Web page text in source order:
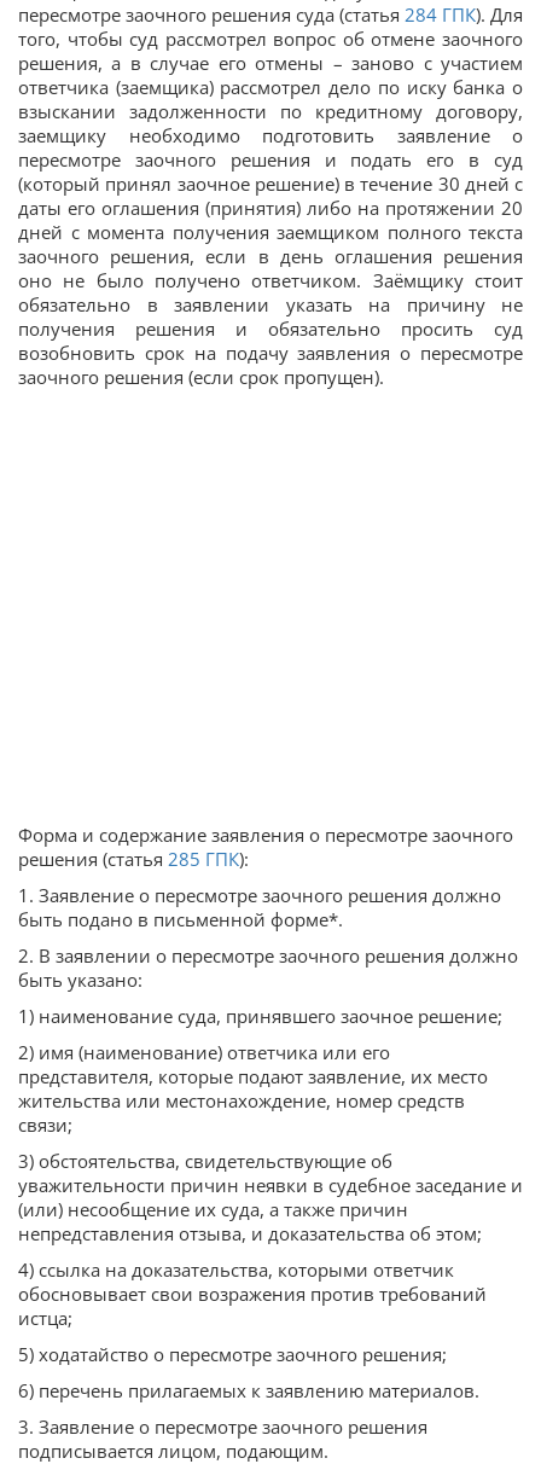
пересмотре заочного решения суда (статья 284 ГПК). Для
того, чтобы суд рассмотрел вопрос об отмене заочного
решения, а в случае его отмены – заново с участием
ответчика (заемщика) рассмотрел дело по иску банка о
взыскании задолженности по кредитному договору,
заемщику необходимо подготовить заявление о
пересмотре заочного решения и подать его в суд
(который принял заочное решение) в течение 30 дней с
даты его оглашения (принятия) либо на протяжении 20
дней с момента получения заемщиком полного текста
заочного решения, если в день оглашения решения
оно не было получено ответчиком. Заёмщику стоит
обязательно в заявлении указать на причину не
получения решения и обязательно просить суд
возобновить срок на подачу заявления о пересмотре
заочного решения (если срок пропущен).
Форма и содержание заявления о пересмотре заочного
решения (статья 285 ГПК):
1. Заявление о пересмотре заочного решения должно
быть подано в письменной форме*.
2. В заявлении о пересмотре заочного решения должно
быть указано:
1) наименование суда, принявшего заочное решение;
2) имя (наименование) ответчика или его
представителя, которые подают заявление, их место
жительства или местонахождение, номер средств
связи;
3) обстоятельства, свидетельствующие об
уважительности причин неявки в судебное заседание и
(или) несообщение их суда, а также причин
непредставления отзыва, и доказательства об этом;
4) ссылка на доказательства, которыми ответчик
обосновывает свои возражения против требований
истца;
5) ходатайство о пересмотре заочного решения;
6) перечень прилагаемых к заявлению материалов.
3. Заявление о пересмотре заочного решения
подписывается лицом, подающим.